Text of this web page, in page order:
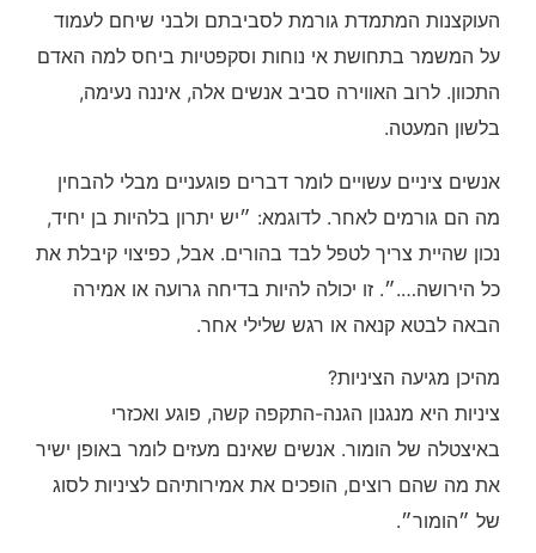
העוקצנות המתמדת גורמת לסביבתם ולבני שיחם לעמוד
על המשמר בתחושת אי נוחות וסקפטיות ביחס למה האדם
התכוון. לרוב האווירה סביב אנשים אלה, איננה נעימה,
בלשון המעטה.
אנשים ציניים עשויים לומר דברים פוגעניים מבלי להבחין
מה הם גורמים לאחר. לדוגמא: ״יש יתרון בלהיות בן יחיד,
נכון שהיית צריך לטפל לבד בהורים. אבל, כפיצוי קיבלת את
כל הירושה….״. זו יכולה להיות בדיחה גרועה או אמירה
הבאה לבטא קנאה או רגש שלילי אחר.
מהיכן מגיעה הציניות?
ציניות היא מנגנון הגנה-התקפה קשה, פוגע ואכזרי
באיצטלה של הומור. אנשים שאינם מעזים לומר באופן ישיר
את מה שהם רוצים, הופכים את אמירותיהם לציניות לסוג
של ״הומור״.